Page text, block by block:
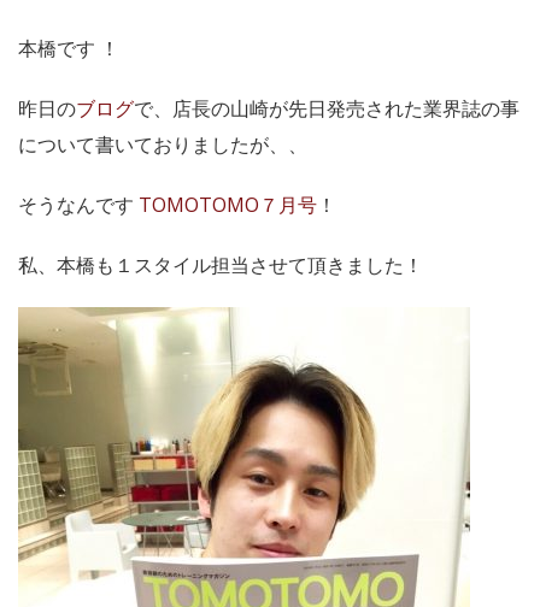
本橋です ！
昨日のブログで、店長の山崎が先日発売された業界誌の事
について書いておりましたが、、
そうなんです TOMOTOMO７月号 ！
私、本橋も１スタイル担当させて頂きました！